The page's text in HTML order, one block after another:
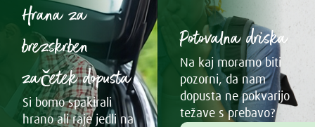
Hrana za
brezskrben
začetek dopusta
Si bomo spakirali
hrano ali raje jedli na
Potovalna driska
Na kaj moramo biti
pozorni, da nam
dopusta ne pokvarijo
težave s prebavo?